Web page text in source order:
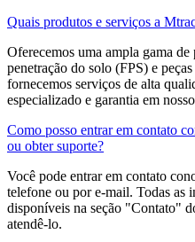
Quais produtos e serviços a
Oferecemos uma ampla gama
penetração do solo (FPS) e
fornecemos serviços de alta
especializado e garantia em
Como posso entrar em contato
ou obter suporte?
Você pode entrar em contato
telefone ou por e-mail. Todas as
disponíveis na seção "Contato"
atendê-lo.